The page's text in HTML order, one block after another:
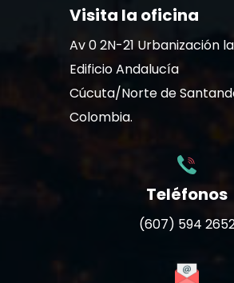
Visita la oficina
Av 0 2N-21 Urbanización
Edificio Andalucía
Cúcuta/Norte de
Colombia.
Teléfonos
(607) 594